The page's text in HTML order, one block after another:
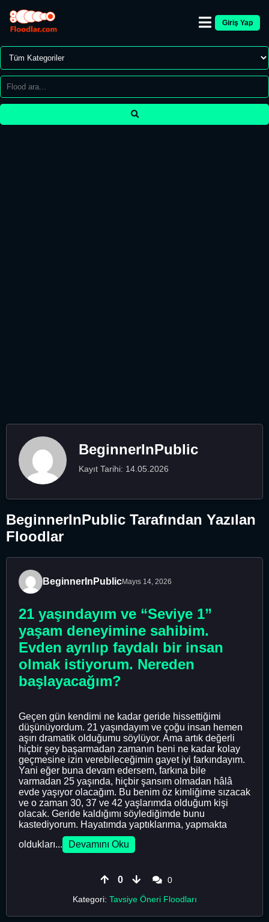
Giriş Yap
BeginnerInPublic
Kayıt Tarihi: 14.05.2026
BeginnerInPublic Tarafından Yazılan
Floodlar
BeginnerInPublicMayıs 14, 2026
21 yaşındayım ve “Seviye 1”
yaşam deneyimine sahibim.
Evden ayrılıp faydalı bir insan
olmak istiyorum. Nereden
başlayacağım?
Geçen gün kendimi ne kadar geride hissettiğimi
düşünüyordum. 21 yaşındayım ve çoğu insan hemen
aşırı dramatik olduğumu söylüyor. Ama artık değerli
hiçbir şey başarmadan zamanın beni ne kadar kolay
geçmesine izin verebileceğimin gayet iyi farkındayım.
Yani eğer buna devam edersem, farkına bile
varmadan 25 yaşında, hiçbir şansım olmadan hâlâ
evde yaşıyor olacağım. Bu benim öz kimliğime sızacak
ve o zaman 30, 37 ve 42 yaşlarımda olduğum kişi
olacak. Geride kaldığımı söylediğimde bunu
kastediyorum. Hayatımda yaptıklarıma, yapmakta
oldukları...
Devamını Oku
0
0
Kategori: Tavsiye Öneri Floodları